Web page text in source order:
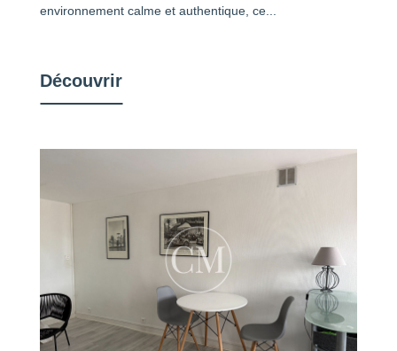
environnement calme et authentique, ce...
Découvrir